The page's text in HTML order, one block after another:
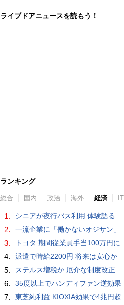
ライブドアニュースを読もう！
ランキング
総合 国内 政治 海外 経済 IT
1. シニアが夜行バス利用 体験語る
2. 一流企業に「働かないオジサン」
3. トヨタ 期間従業員手当100万円に
4. 派遣で時給2200円 将来は安心か
5. ステルス増税か 厄介な制度改正
6. 35度以上でハンディファン逆効果
7. 東芝純利益 KIOXIA効果で4兆円超